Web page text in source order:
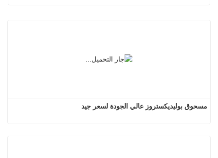
مسحوق بوليديكستروز عالي الجودة لسعر جيد